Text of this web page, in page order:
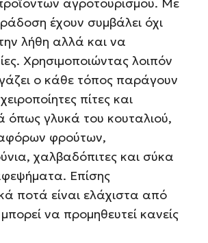
αγροτουρισμού. Με
έχουν συμβάλει όχι
λήθη αλλά και να
Χρησιμοποιώντας λοιπόν
ο κάθε τόπος παράγουν
πίτες και
γλυκά του κουταλιού,
φρούτων,
χαλβαδόπιτες και σύκα
Επίσης
ποτά είναι ελάχιστα από
να προμηθευτεί κανείς